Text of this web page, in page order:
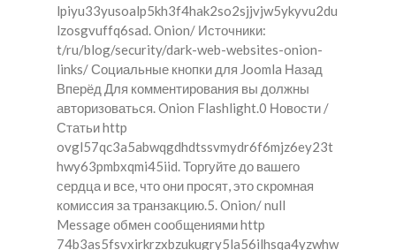
lpiyu33yusoalp5kh3f4hak2so2sjjvjw5ykyvu2du
lzosgvuffq6sad. Onion/ Источники:
t/ru/blog/security/dark-web-websites-onion-
links/ Социальные кнопки для Joomla Назад
Вперёд Для комментирования вы должны
авторизоваться. Onion Flashlight.0 Новости /
Статьи http
ovgl57qc3a5abwqgdhdtssvmydr6f6mjz6ey23t
hwy63pmbxqmi45iid. Торгуйте до вашего
сердца и все, что они просят, это скромная
комиссия за транзакцию.5. Onion/ null
Message обмен сообщениями http
74b3as5fsvxirkrzxbzukugry5la56ilhsqa4yzwhw